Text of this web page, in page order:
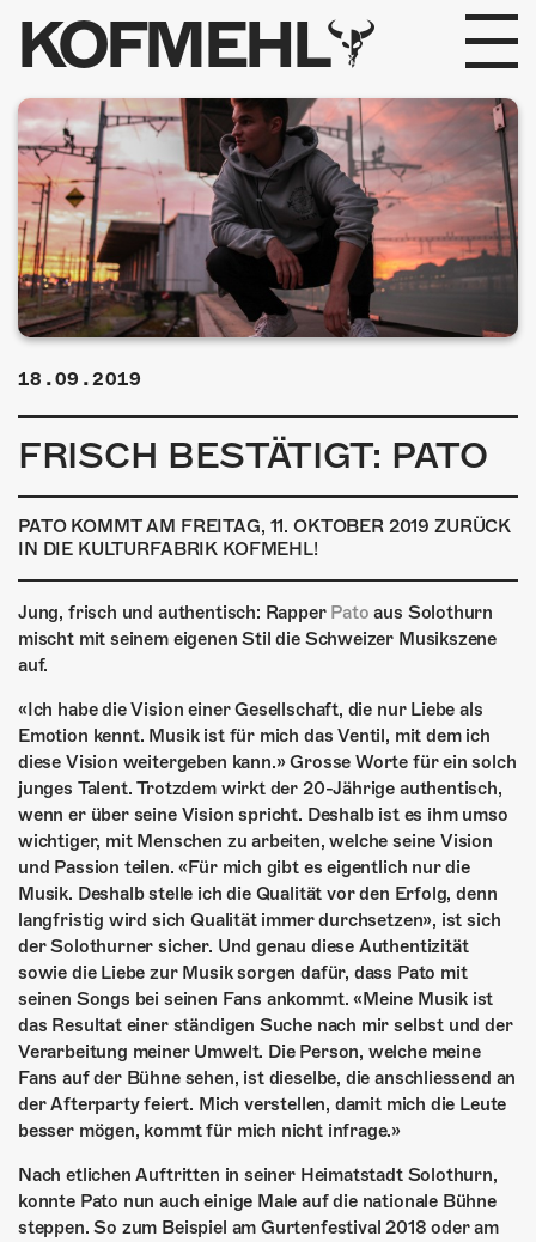
KOFMEHL
PROGRAMM
FABRIKGEFLÜSTER
GALERIE
FOTOGALERIE
INFOS
ÜBER UNS
SHOP
MITMACHEN
18.09.2019
FRISCH BESTÄTIGT: PATO
PATO KOMMT AM FREITAG, 11. OKTOBER 2019 ZURÜCK
IN DIE KULTURFABRIK KOFMEHL!
Jung, frisch und authentisch: Rapper Pato aus Solothurn
mischt mit seinem eigenen Stil die Schweizer Musikszene
auf.
«Ich habe die Vision einer Gesellschaft, die nur Liebe als
Emotion kennt. Musik ist für mich das Ventil, mit dem ich
diese Vision weitergeben kann.» Grosse Worte für ein solch
junges Talent. Trotzdem wirkt der 20-Jährige authentisch,
wenn er über seine Vision spricht. Deshalb ist es ihm umso
wichtiger, mit Menschen zu arbeiten, welche seine Vision
und Passion teilen. «Für mich gibt es eigentlich nur die
Musik. Deshalb stelle ich die Qualität vor den Erfolg, denn
langfristig wird sich Qualität immer durchsetzen», ist sich
der Solothurner sicher. Und genau diese Authentizität
sowie die Liebe zur Musik sorgen dafür, dass Pato mit
seinen Songs bei seinen Fans ankommt. «Meine Musik ist
das Resultat einer ständigen Suche nach mir selbst und der
Verarbeitung meiner Umwelt. Die Person, welche meine
Fans auf der Bühne sehen, ist dieselbe, die anschliessend an
der Afterparty feiert. Mich verstellen, damit mich die Leute
besser mögen, kommt für mich nicht infrage.»
Nach etlichen Auftritten in seiner Heimatstadt Solothurn,
konnte Pato nun auch einige Male auf die nationale Bühne
steppen. So zum Beispiel am Gurtenfestival 2018 oder am